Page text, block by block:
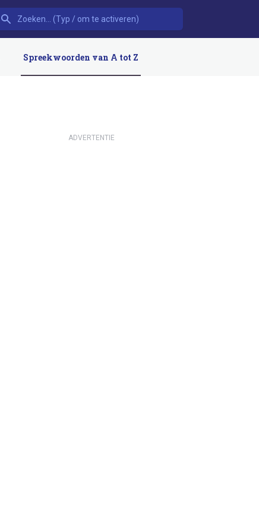
Spreekwoorden van A tot Z
ADVERTENTIE